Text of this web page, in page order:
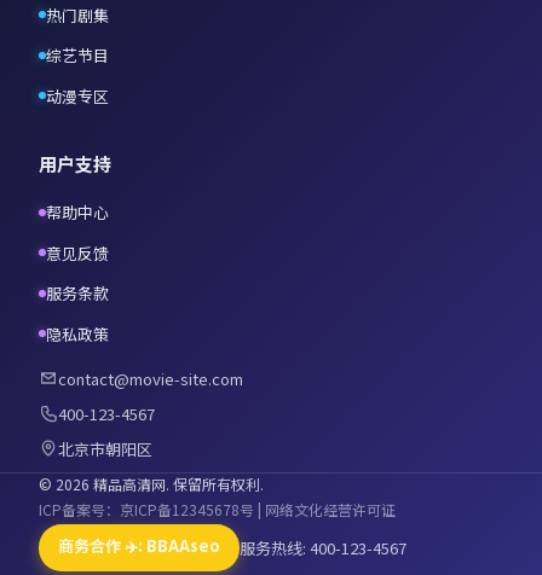
热门剧集
综艺节目
动漫专区
用户支持
帮助中心
意见反馈
服务条款
隐私政策
contact@movie-site.com
400-123-4567
北京市朝阳区
© 2026 精品高清网. 保留所有权利.
ICP备案号：京ICP备12345678号 | 网络文化经营许可证
商务合作 ✈️: BBAAseo 服务热线: 400-123-4567